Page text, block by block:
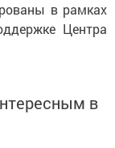
в рамках
Центра
в